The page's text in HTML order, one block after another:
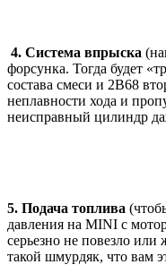
4. Система впрыска
форсунка. Тогда будет
состава смеси и 2B68
неплавности хода и
неисправный цилиндр
5. Подача топлива
давления на MINI с
серьезно не повезло
такой шмурдяк, что вам